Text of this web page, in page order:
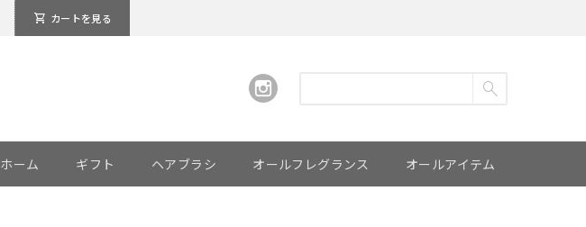
shopping_cart カートを見る
ホーム ギフト ヘアブラシ オールフレグランス オールアイテム